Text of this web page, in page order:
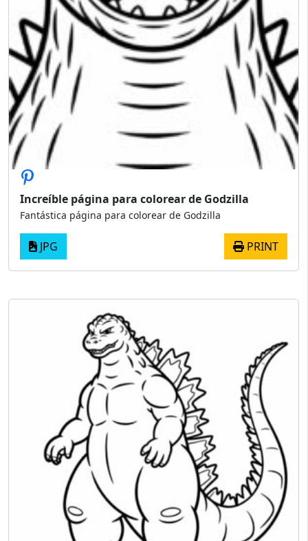
Increíble página para colorear de Godzilla
Fantástica página para colorear de Godzilla
JPG PRINT